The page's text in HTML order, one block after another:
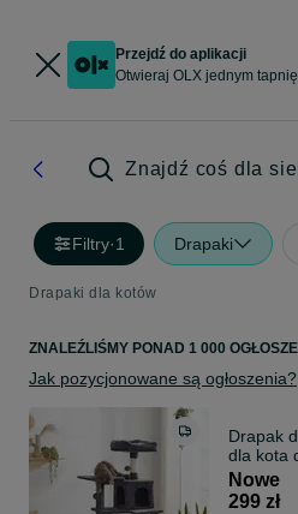
Przejdź do aplikacji
Otwieraj OLX jednym
Znajdź coś dla
Filtry·1 Drapaki
Drapaki dla kotów
ZNALEŹLIŚMY PONAD 1 000
Jak pozycjonowane są ogłoszenia?
Drapak
dla kota
Nowe
299 zł